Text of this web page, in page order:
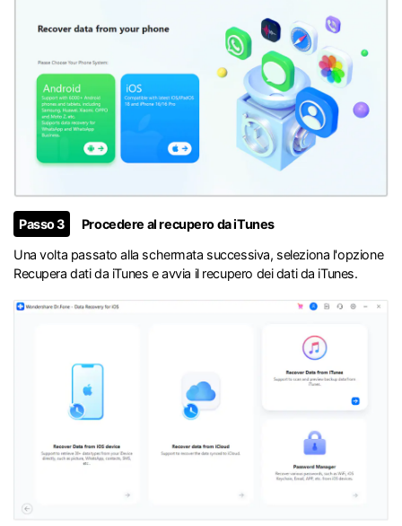
Passo 3
Procedere al recupero da iTunes
Una volta passato alla schermata successiva, seleziona l'opzione
Recupera dati da iTunes e avvia il recupero dei dati da iTunes.